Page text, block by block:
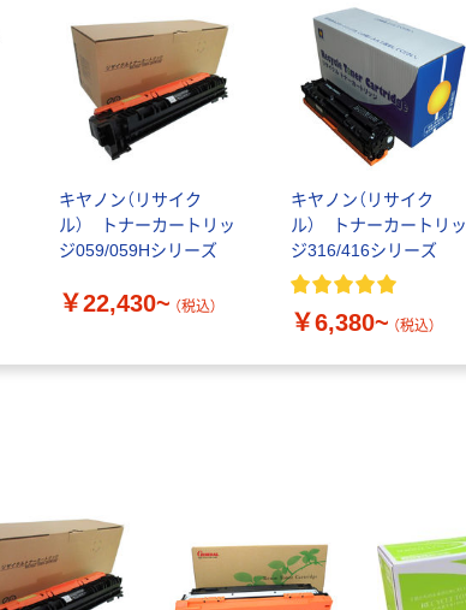
キヤノン（リサイク
ル） トナーカートリッ
ジ059/059Hシリーズ
￥22,430~ （税込）
キヤノン（リサイク
ル） トナーカートリッ
ジ316/416シリーズ
￥6,380~ （税込）